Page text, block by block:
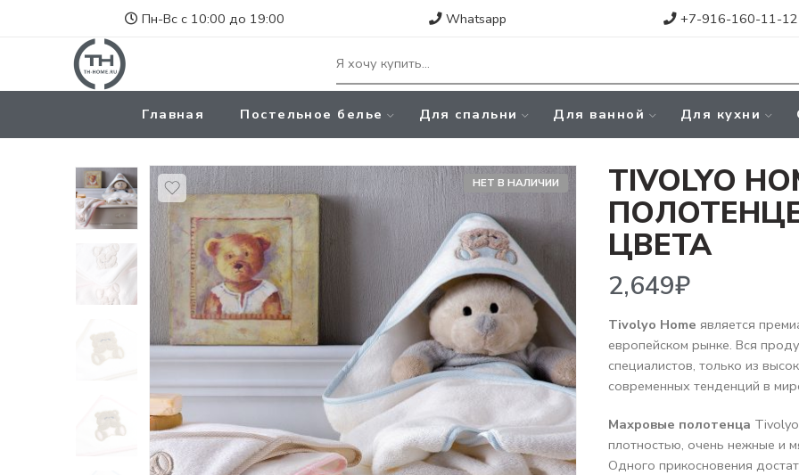
Пн-Вс с 10:00 до 19:00 Whatsapp +7-916-160-11-12
Главная Постельное белье Для спальни Для ванной Для кухни
НЕТ В НАЛИЧИИ TIVOLYO
ЦВЕТА
2,649₽
Tivolyo Home является
европейском рынке. Вся
специалистов, только из
современных тенденций в
Махровые полотенца
плотностью, очень нежные и
Одного прикосновения